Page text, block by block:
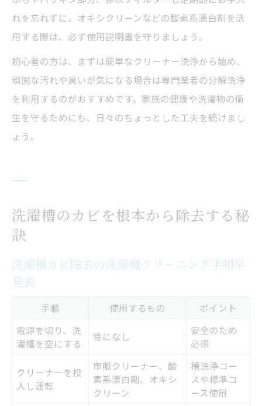
れを忘れずに。オキシクリーンなどの酸素系漂白剤を活
用する際は、必ず使用説明書を守りましょう。
初心者の方は、まずは簡単なクリーナー洗浄から始め、
頑固な汚れや臭いが気になる場合は専門業者の分解洗浄
を利用するのがおすすめです。家族の健康や洗濯物の衛
生を守るためにも、日々のちょっとした工夫を続けまし
ょう。
洗濯槽のカビを根本から除去する秘
訣
洗濯槽カビ除去の洗濯機クリーニング手順早
見表
手順 使用するもの
ポイント
電源を切り、洗
濯槽を空にする
特になし
安全のため
必須
クリーナーを投
入し運転
市販クリーナー、酸
素系漂白剤、オキシ
クリーン
槽洗浄コー
スや標準コ
ース使用